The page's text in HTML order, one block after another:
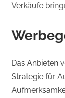
Verkäufe
Das Anbieten
Strategie für